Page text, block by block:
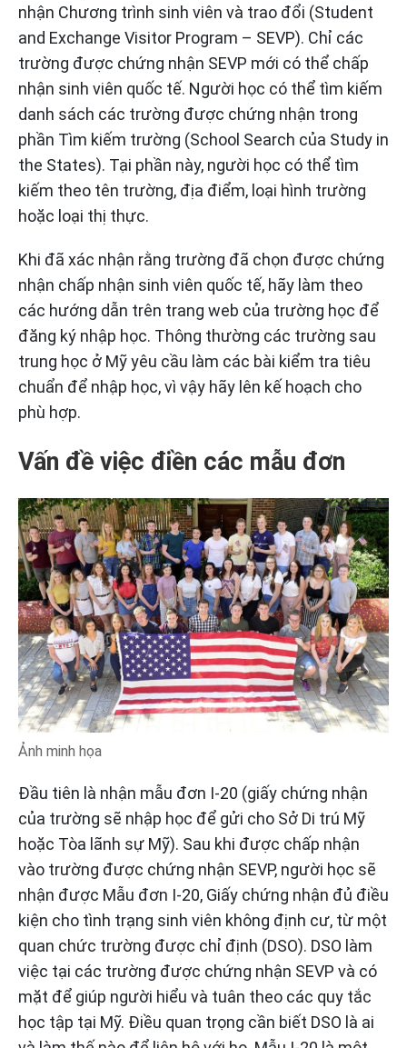
nhận Chương trình sinh viên và trao đổi (Student
and Exchange Visitor Program – SEVP). Chỉ các
trường được chứng nhận SEVP mới có thể chấp
nhận sinh viên quốc tế. Người học có thể tìm kiếm
danh sách các trường được chứng nhận trong
phần Tìm kiếm trường (School Search của Study in
the States). Tại phần này, người học có thể tìm
kiếm theo tên trường, địa điểm, loại hình trường
hoặc loại thị thực.
Khi đã xác nhận rằng trường đã chọn được chứng
nhận chấp nhận sinh viên quốc tế, hãy làm theo
các hướng dẫn trên trang web của trường học để
đăng ký nhập học. Thông thường các trường sau
trung học ở Mỹ yêu cầu làm các bài kiểm tra tiêu
chuẩn để nhập học, vì vậy hãy lên kế hoạch cho
phù hợp.
Vấn đề việc điền các mẫu đơn
Ảnh minh họa
Đầu tiên là nhận mẫu đơn I-20 (giấy chứng nhận
của trường sẽ nhập học để gửi cho Sở Di trú Mỹ
hoặc Tòa lãnh sự Mỹ). Sau khi được chấp nhận
vào trường được chứng nhận SEVP, người học sẽ
nhận được Mẫu đơn I-20, Giấy chứng nhận đủ điều
kiện cho tình trạng sinh viên không định cư, từ một
quan chức trường được chỉ định (DSO). DSO làm
việc tại các trường được chứng nhận SEVP và có
mặt để giúp người hiểu và tuân theo các quy tắc
học tập tại Mỹ. Điều quan trọng cần biết DSO là ai